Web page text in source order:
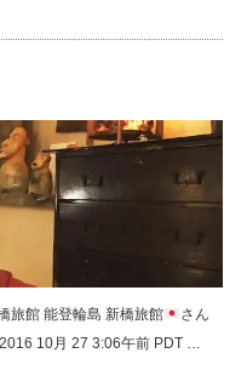
旅館 能登輪島 新橋旅館
さん
10月 27 3:06午前 PDT …